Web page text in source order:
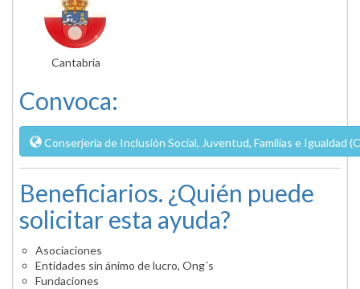
Cantabria
Convoca:
Conserjería de Inclusión Social, Juventud, Familias e Igualdad
Beneficiarios. ¿Quién puede
solicitar esta ayuda?
Asociaciones
Entidades sin ánimo de lucro, Ong´s
Fundaciones